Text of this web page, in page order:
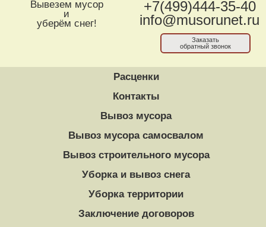
Вывезем мусор
и
уберём снег!
+7(499)444-35-40
info@musorunet.ru
Заказать
обратный звонок
Расценки
Контакты
Вывоз мусора
Вывоз мусора самосвалом
Вывоз строительного мусора
Уборка и вывоз снега
Уборка территории
Заключение договоров